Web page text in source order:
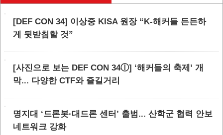
[DEF CON 34] 이상중 KISA 원장 “K-해커들 든든하
게 뒷받침할 것”
[사진으로 보는 DEF CON 34ⓛ] ‘해커들의 축제’ 개
막... 다양한 CTF와 즐길거리
명지대 ‘드론봇·대드론 센터’ 출범... 산학군 협력 안보
네트워크 강화